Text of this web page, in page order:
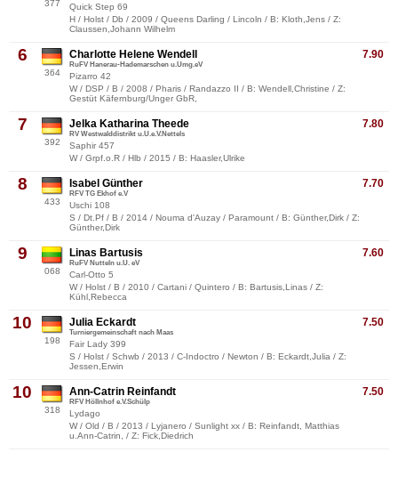
377
Quick Step 69
H / Holst / Db / 2009 / Queens Darling / Lincoln / B: Kloth,Jens / Z:
Claussen,Johann Wilhelm
6
364
7.90
Charlotte Helene Wendell
RuFV Hanerau-Hademarschen u.Umg.eV
Pizarro 42
W / DSP / B / 2008 / Pharis / Randazzo II / B: Wendell,Christine / Z:
Gestüt Käfernburg/Unger GbR,
7
392
7.80
Jelka Katharina Theede
RV Westwalddistrikt u.U.e.V.Nettels
Saphir 457
W / Grpf.o.R / Hlb / 2015 / B: Haasler,Ulrike
8
433
7.70
Isabel Günther
RFV TG Ekhof e.V
Uschi 108
S / Dt.Pf / B / 2014 / Nouma d'Auzay / Paramount / B: Günther,Dirk / Z:
Günther,Dirk
9
068
7.60
Linas Bartusis
RuFV Nutteln u.U. eV
Carl-Otto 5
W / Holst / B / 2010 / Cartani / Quintero / B: Bartusis,Linas / Z:
Kühl,Rebecca
10
198
7.50
Julia Eckardt
Turniergemeinschaft nach Maas
Fair Lady 399
S / Holst / Schwb / 2013 / C-Indoctro / Newton / B: Eckardt,Julia / Z:
Jessen,Erwin
10
318
7.50
Ann-Catrin Reinfandt
RFV Höllnhof e.V.Schülp
Lydago
W / Old / B / 2013 / Lyjanero / Sunlight xx / B: Reinfandt, Matthias
u.Ann-Catrin, / Z: Fick,Diedrich